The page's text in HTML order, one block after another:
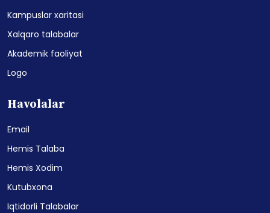
Kampuslar xaritasi
Xalqaro talabalar
Akademik faoliyat
Logo
Havolalar
Email
Hemis Talaba
Hemis Xodim
Kutubxona
Iqtidorli Talabalar